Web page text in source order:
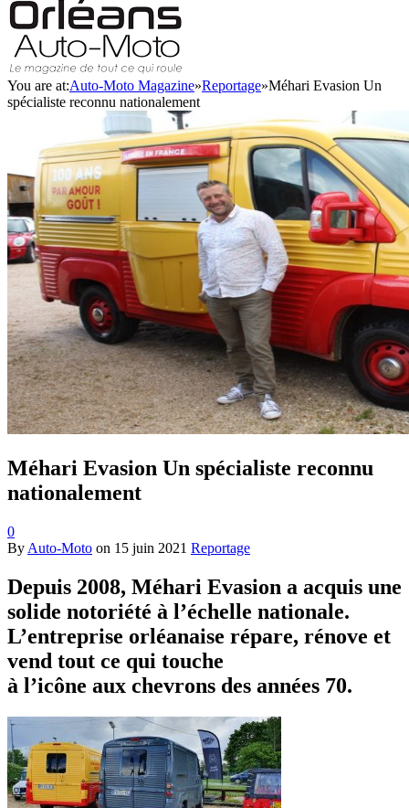
You are at:Auto-Moto Magazine»Reportage»Méhari Evasion Un
spécialiste reconnu nationalement
Méhari Evasion Un spécialiste reconnu
nationalement
0
By Auto-Moto on 15 juin 2021 Reportage
Depuis 2008, Méhari Evasion a acquis une
solide notoriété à l’échelle nationale.
L’entreprise orléanaise répare, rénove et
vend tout ce qui touche
à l’icône aux chevrons des années 70.